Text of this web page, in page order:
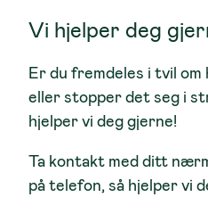
Vi hjelper deg
Er du fremdeles i tvil om
eller stopper det seg i
hjelper vi deg gjerne!
Ta kontakt med ditt
på telefon, så hjelper vi